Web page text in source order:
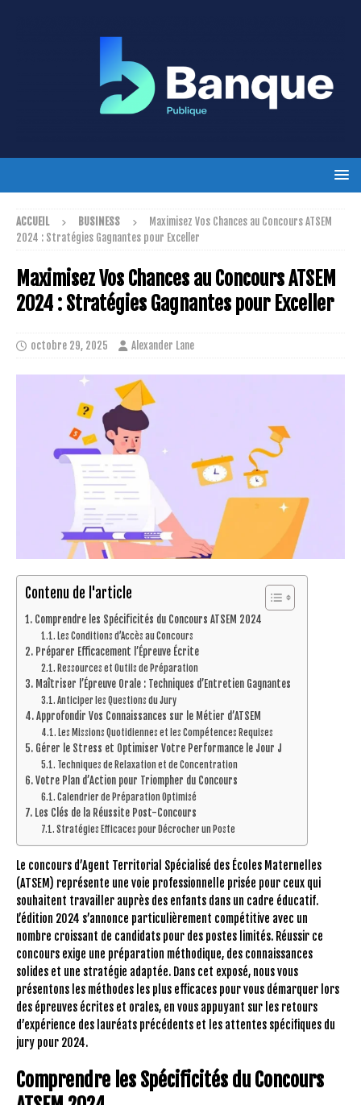
ACCUEIL BUSINESS
Maximisez Vos Chances au Concours ATSEM
2024 : Stratégies Gagnantes pour Exceller
Maximisez Vos Chances au Concours ATSEM
2024 : Stratégies Gagnantes pour Exceller
octobre 29, 2025 Alexander Lane
Contenu de l'article
Comprendre les Spécificités du Concours ATSEM 2024
Les Conditions d’Accès au Concours
Préparer Efficacement l’Épreuve Écrite
Ressources et Outils de Préparation
Maîtriser l’Épreuve Orale : Techniques d’Entretien Gagnantes
Anticiper les Questions du Jury
Approfondir Vos Connaissances sur le Métier d’ATSEM
Les Missions Quotidiennes et les Compétences Requises
Gérer le Stress et Optimiser Votre Performance le Jour J
Techniques de Relaxation et de Concentration
Votre Plan d’Action pour Triompher du Concours
Calendrier de Préparation Optimisé
Les Clés de la Réussite Post-Concours
Stratégies Efficaces pour Décrocher un Poste
Le concours d’Agent Territorial Spécialisé des Écoles Maternelles
(ATSEM) représente une voie professionnelle prisée pour ceux qui
souhaitent travailler auprès des enfants dans un cadre éducatif.
L’édition 2024 s’annonce particulièrement compétitive avec un
nombre croissant de candidats pour des postes limités. Réussir ce
concours exige une préparation méthodique, des connaissances
solides et une stratégie adaptée. Dans cet exposé, nous vous
présentons les méthodes les plus efficaces pour vous démarquer lors
des épreuves écrites et orales, en vous appuyant sur les retours
d’expérience des lauréats précédents et les attentes spécifiques du
jury pour 2024.
Comprendre les Spécificités du Concours